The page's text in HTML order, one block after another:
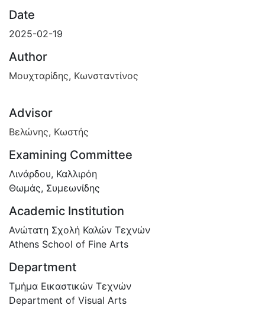
Date
2025-02-19
Author
Μουχταρίδης, Κωνσταντίνος
Advisor
Βελώνης, Κωστής
Examining Committee
Λινάρδου, Καλλιρόη
Θωμάς, Συμεωνίδης
Academic Institution
Ανώτατη Σχολή Καλών Τεχνών
Athens School of Fine Arts
Department
Τμήμα Εικαστικών Τεχνών
Department of Visual Arts